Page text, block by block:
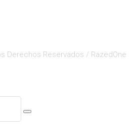
Derechos Reservados / RazedOne